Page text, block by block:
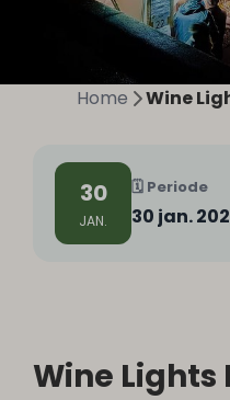
Home Wine
30
JAN.
🗓️ Periode
30 jan.
Wine Lights